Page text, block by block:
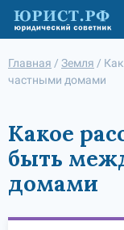
Главная / Земля /
частными домами
Какое
быть
домами